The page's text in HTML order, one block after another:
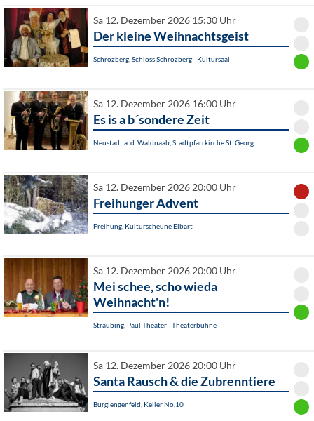
Sa 12. Dezember 2026 15:30 Uhr
Der kleine Weihnachtsgeist
Schrozberg, Schloss Schrozberg - Kultursaal
Sa 12. Dezember 2026 16:00 Uhr
Es is a b´sondere Zeit
Neustadt a. d. Waldnaab, Stadtpfarrkirche St. Georg
Sa 12. Dezember 2026 20:00 Uhr
Freihunger Advent
Freihung, Kulturscheune Elbart
Sa 12. Dezember 2026 20:00 Uhr
Mei schee, scho wieda
Weihnacht'n!
Straubing, Paul-Theater - Theaterbühne
Sa 12. Dezember 2026 20:00 Uhr
Santa Rausch & die Zubrenntiere
Burglengenfeld, Keller No.10